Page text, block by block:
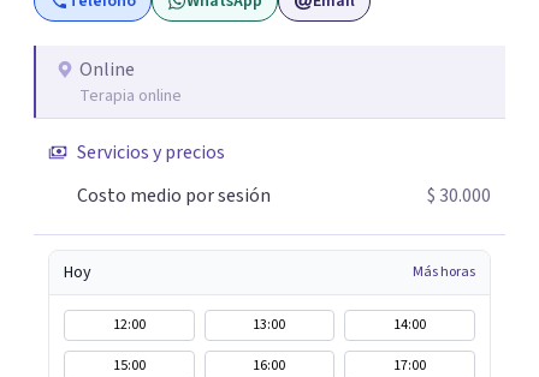
parecía sin salida.
Online
Terapia online
Servicios y precios
Costo medio por sesión
$ 30.000
Hoy Más horas
12:00 13:00
14:00
15:00
16:00 17:00